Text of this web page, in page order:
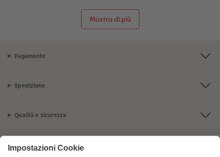
Mostra di più
Pagamento
Spedizione
Qualità e sicurezza
Servizio clienti